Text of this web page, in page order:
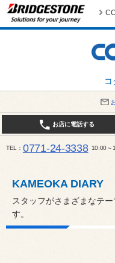
お店に電話する
TEL 0771-24-3338 10:00～
KAMEOKA DIARY
スタッフがさまざまなテ
す。